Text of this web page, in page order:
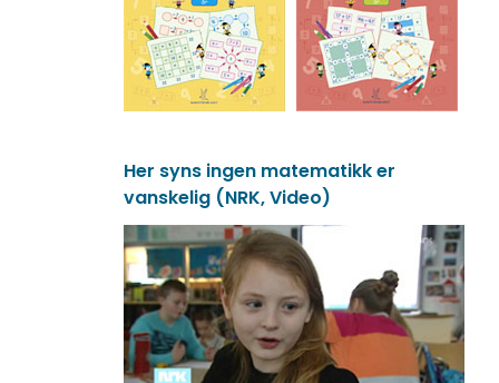
Her syns ingen matematikk er
vanskelig (NRK, Video)